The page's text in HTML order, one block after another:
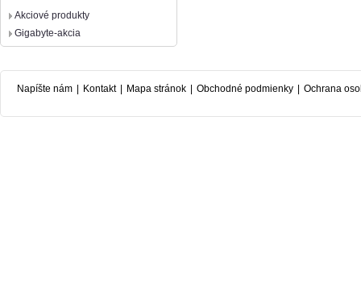
Akciové produkty
Gigabyte-akcia
Napíšte nám Kontakt Mapa stránok Obchodné podmienky Ochrana